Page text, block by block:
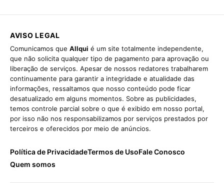
AVISO LEGAL
Comunicamos que Allqui é um site totalmente independente,
que não solicita qualquer tipo de pagamento para aprovação ou
liberação de serviços. Apesar de nossos redatores trabalharem
continuamente para garantir a integridade e atualidade das
informações, ressaltamos que nosso conteúdo pode ficar
desatualizado em alguns momentos. Sobre as publicidades,
temos controle parcial sobre o que é exibido em nosso portal,
por isso não nos responsabilizamos por serviços prestados por
terceiros e oferecidos por meio de anúncios.
Política de PrivacidadeTermos de UsoFale Conosco
Quem somos